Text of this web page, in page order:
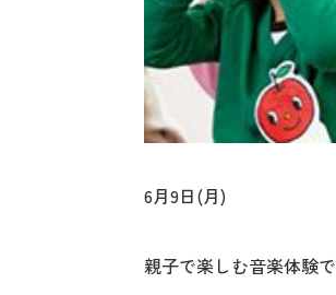
6月9日(月)
親子で楽しむ音楽体験